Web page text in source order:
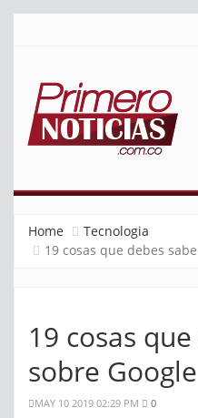
Home
Tecnologia
19 cosas que debes
19 cosas
sobre
MAY 10 2019 02:29 PM 0